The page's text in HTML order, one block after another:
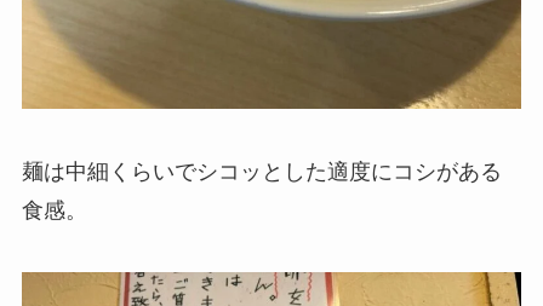
麺は中細くらいでシコッとした適度にコシがある
食感。